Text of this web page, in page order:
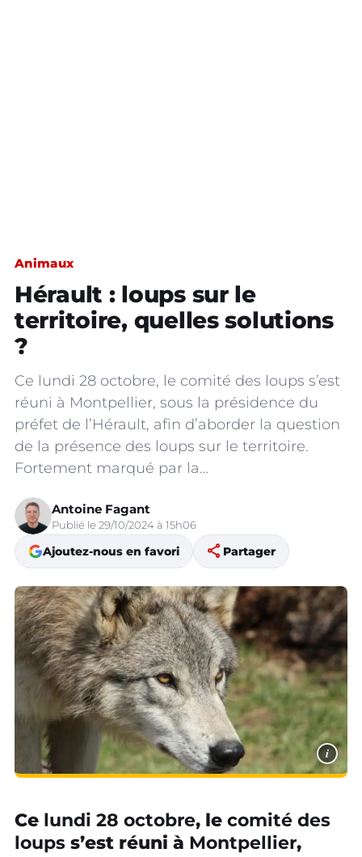
Animaux
Hérault : loups sur le
territoire, quelles solutions
?
Ce lundi 28 octobre, le comité des loups s’est
réuni à Montpellier, sous la présidence du
préfet de l’Hérault, afin d’aborder la question
de la présence des loups sur le territoire.
Fortement marqué par la…
Antoine Fagant
Publié le 29/10/2024 à 15h06
Ajoutez-nous en favori share Partager
i
Ce lundi 28 octobre, le comité des
loups s’est réuni à Montpellier,